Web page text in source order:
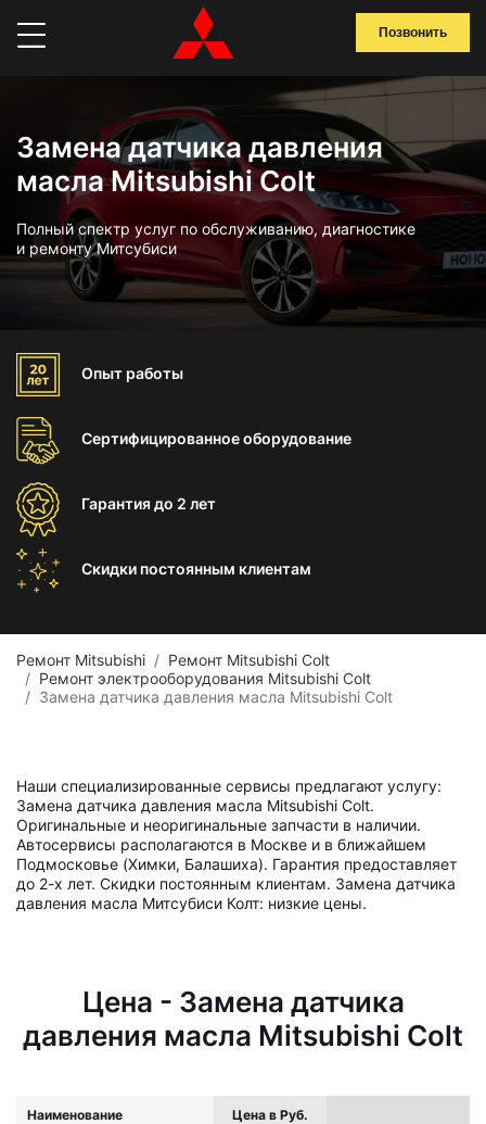
Позвонить
Замена датчика давления
масла Mitsubishi Colt
Полный спектр услуг по обслуживанию, диагностике
и ремонту Митсубиси
Опыт работы
Сертифицированноеоборудование
Гарантиядо 2 лет
Скидки постоянным клиентам
Ремонт Mitsubishi
Ремонт Mitsubishi Colt
Ремонт электрооборудования Mitsubishi Colt
Замена датчика давления масла Mitsubishi Colt
Наши специализированные сервисы предлагают услугу:
Замена датчика давления масла Mitsubishi Colt.
Оригинальные и неоригинальные запчасти в наличии.
Автосервисы располагаются в Москве и в ближайшем
Подмосковье (Химки, Балашиха). Гарантия предоставляет
до 2-х лет. Скидки постоянным клиентам. Замена датчика
давления масла Митсубиси Колт: низкие цены.
Цена - Замена датчика
давления масла Mitsubishi Colt
Наименование Цена в Руб.